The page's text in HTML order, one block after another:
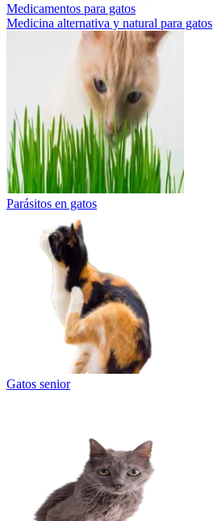
Medicamentos para gatos
Medicina alternativa y natural para gatos
Parásitos en gatos
Gatos senior